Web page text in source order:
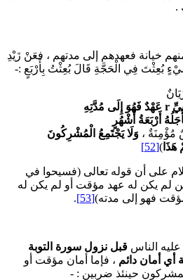
خيانة فعهدهم إلى مدتهم ، فعَنْ زَيْدِ
بُعِثْتَ فِي الْحَجَّةِ قَالَ بُعِثْتُ بِأَرْبَعٍ :-
r عَهْدٌ فَهُوَ إِلَى مُدَّتِهِ
أَرْبَعَةُ أَشْهُرٍ
، وَلَا يَجْتَمِعُ الْمُشْرِكُونَ
)
[52]
على أن قوله تعالى (فسيحوا في
يكن له عهد مؤقت أو لم يكن له
فهو إلى مدته)[53]
.
الناس قبل نزول سورة التوبة
أمان دائم، فإما أمان مؤقت أو
حينئذ ضربين : -